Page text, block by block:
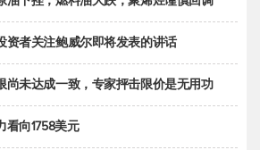
资者关注鲍威尔即将发表的讲话
尚未达成一致，专家抨击限价是无用功
看向1758美元